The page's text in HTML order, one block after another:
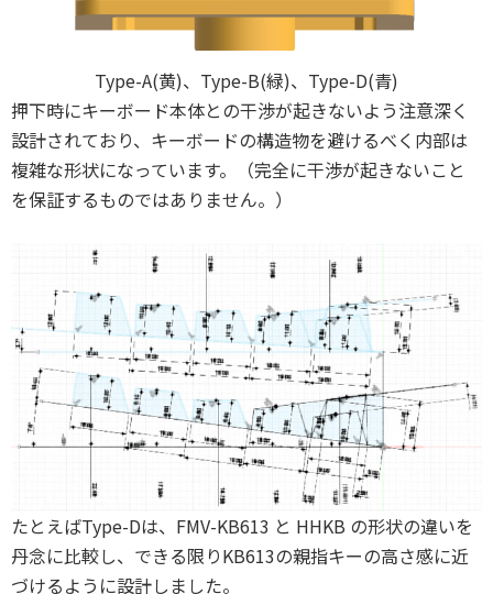
Type-A(黄)、Type-B(緑)、Type-D(青)
押下時にキーボード本体との干渉が起きないよう注意深く
設計されており、キーボードの構造物を避けるべく内部は
複雑な形状になっています。（完全に干渉が起きないこと
を保証するものではありません。）
たとえばType-Dは、FMV-KB613 と HHKB の形状の違いを
丹念に比較し、できる限りKB613の親指キーの高さ感に近
づけるように設計しました。